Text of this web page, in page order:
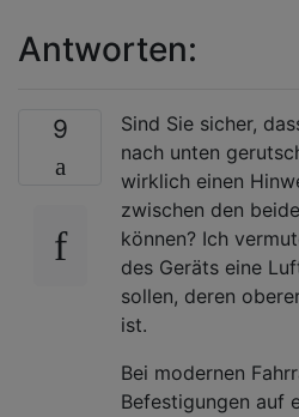
Antworten:
9
Sind Sie sicher,
nach unten
wirklich einen
zwischen den
können? Ich
des Geräts eine
sollen, deren
ist.
Bei modernen
Befestigungen auf